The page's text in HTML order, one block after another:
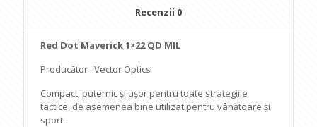
Recenzii 0
Red Dot Maverick 1×22 QD MIL
Producător : Vector Optics
Compact, puternic și ușor pentru toate strategiile
tactice, de asemenea bine utilizat pentru vânătoare și
sport.